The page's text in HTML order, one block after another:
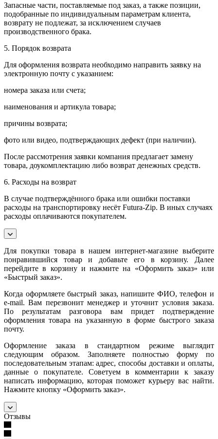
Запасные части, поставляемые под заказ, а также позиции,
подобранные по индивидуальным параметрам клиента,
возврату не подлежат, за исключением случаев
производственного брака.
5. Порядок возврата
Для оформления возврата необходимо направить заявку на
электронную почту с указанием:
номера заказа или счета;
наименования и артикула товара;
причины возврата;
фото или видео, подтверждающих дефект (при наличии).
После рассмотрения заявки компания предлагает замену
товара, доукомплектацию либо возврат денежных средств.
6. Расходы на возврат
В случае подтверждённого брака или ошибки поставки
расходы на транспортировку несёт Futura-Zip. В иных случаях
расходы оплачиваются покупателем.
Для покупки товара в нашем интернет-магазине выберите
понравившийся товар и добавьте его в корзину. Далее
перейдите в корзину и нажмите на «Оформить заказ» или
«Быстрый заказ».
Когда оформляете быстрый заказ, напишите ФИО, телефон и
e-mail. Вам перезвонит менеджер и уточнит условия заказа.
По результатам разговора вам придет подтверждение
оформления товара на указанную в форме быстрого заказа
почту.
Оформление заказа в стандартном режиме выглядит
следующим образом. Заполняете полностью форму по
последовательным этапам: адрес, способы доставки и оплаты,
данные о покупателе. Советуем в комментарии к заказу
написать информацию, которая поможет курьеру вас найти.
Нажмите кнопку «Оформить заказ».
Отзывы